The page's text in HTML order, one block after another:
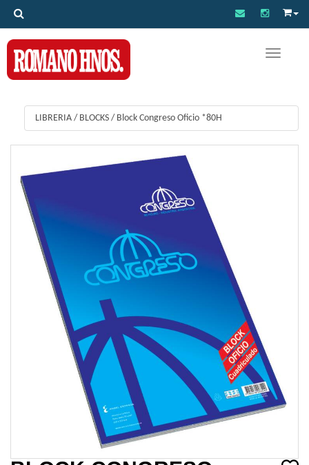
Toggle
LIBRERIA / BLOCKS / Block Congreso Oficio *80H